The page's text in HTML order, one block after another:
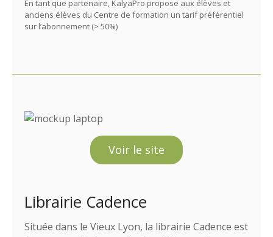
En tant que partenaire, KalyaPro propose aux élèves et
anciens élèves du Centre de formation un tarif préférentiel
sur l’abonnement (> 50%)
Voir le site
Librairie Cadence
Située dans le Vieux Lyon, la librairie Cadence est